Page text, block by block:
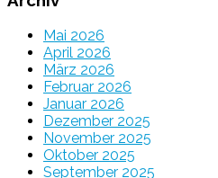
Mai 2026
April 2026
März 2026
Februar 2026
Januar 2026
Dezember 2025
November 2025
Oktober 2025
September 2025